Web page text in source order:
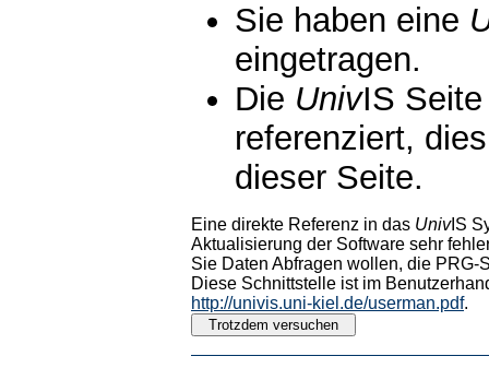
Sie haben eine
eingetragen.
Die UnivIS
referenziert,
dieser Seite.
Eine direkte Referenz in das UnivIS
Aktualisierung der Software sehr
Sie Daten Abfragen wollen, die PRG-
Diese Schnittstelle ist im
http://univis.uni-kiel.de/userman.pdf.